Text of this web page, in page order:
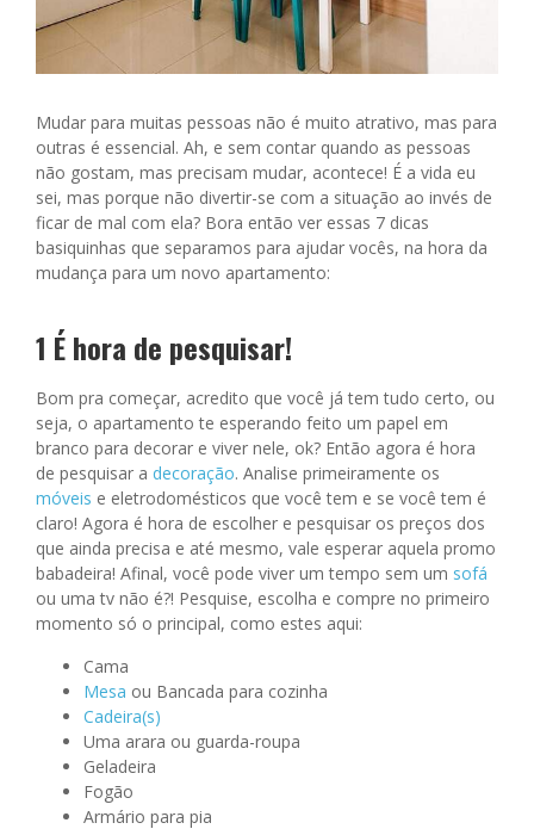
Mudar para muitas pessoas não é muito atrativo, mas para
outras é essencial. Ah, e sem contar quando as pessoas
não gostam, mas precisam mudar, acontece! É a vida eu
sei, mas porque não divertir-se com a situação ao invés de
ficar de mal com ela? Bora então ver essas 7 dicas
basiquinhas que separamos para ajudar vocês, na hora da
mudança para um novo apartamento:
1 É hora de pesquisar!
Bom pra começar, acredito que você já tem tudo certo, ou
seja, o apartamento te esperando feito um papel em
branco para decorar e viver nele, ok? Então agora é hora
de pesquisar a decoração. Analise primeiramente os
móveis e eletrodomésticos que você tem e se você tem é
claro! Agora é hora de escolher e pesquisar os preços dos
que ainda precisa e até mesmo, vale esperar aquela promo
babadeira! Afinal, você pode viver um tempo sem um sofá
ou uma tv não é?! Pesquise, escolha e compre no primeiro
momento só o principal, como estes aqui:
Cama
Mesa ou Bancada para cozinha
Cadeira(s)
Uma arara ou guarda-roupa
Geladeira
Fogão
Armário para pia